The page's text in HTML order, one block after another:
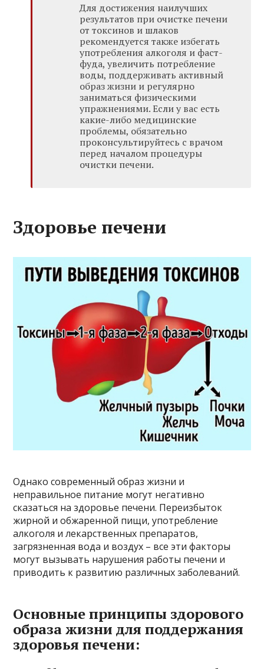
Для достижения наилучших
результатов при очистке печени
от токсинов и шлаков
рекомендуется также избегать
употребления алкоголя и фаст-
фуда, увеличить потребление
воды, поддерживать активный
образ жизни и регулярно
заниматься физическими
упражнениями. Если у вас есть
какие-либо медицинские
проблемы, обязательно
проконсультируйтесь с врачом
перед началом процедуры
очистки печени.
Здоровье печени
Однако современный образ жизни и
неправильное питание могут негативно
сказаться на здоровье печени. Переизбыток
жирной и обжаренной пищи, употребление
алкоголя и лекарственных препаратов,
загрязненная вода и воздух – все эти факторы
могут вызывать нарушения работы печени и
приводить к развитию различных заболеваний.
Основные принципы здорового
образа жизни для поддержания
здоровья печени: